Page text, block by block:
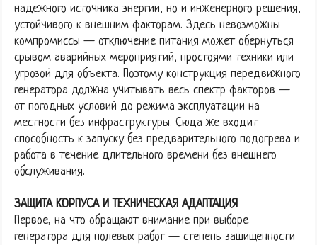
надежного источника энергии, но и инженерного решения,
устойчивого к внешним факторам. Здесь невозможны
компромиссы — отключение питания может обернуться
срывом аварийных мероприятий, простоями техники или
угрозой для объекта. Поэтому конструкция передвижного
генератора должна учитывать весь спектр факторов —
от погодных условий до режима эксплуатации на
местности без инфраструктуры. Сюда же входит
способность к запуску без предварительного подогрева и
работа в течение длительного времени без внешнего
обслуживания.
ЗАЩИТА КОРПУСА И ТЕХНИЧЕСКАЯ АДАПТАЦИЯ
Первое, на что обращают внимание при выборе
генератора для полевых работ — степень защищенности